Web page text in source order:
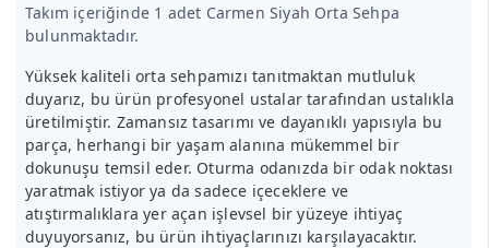
Takım içeriğinde 1 adet Carmen Siyah Orta Sehpa
bulunmaktadır.
Yüksek kaliteli orta sehpamızı tanıtmaktan mutluluk
duyarız, bu ürün profesyonel ustalar tarafından ustalıkla
üretilmiştir. Zamansız tasarımı ve dayanıklı yapısıyla bu
parça, herhangi bir yaşam alanına mükemmel bir
dokunuşu temsil eder. Oturma odanızda bir odak noktası
yaratmak istiyor ya da sadece içeceklere ve
atıştırmalıklara yer açan işlevsel bir yüzeye ihtiyaç
duyuyorsanız, bu ürün ihtiyaçlarınızı karşılayacaktır.